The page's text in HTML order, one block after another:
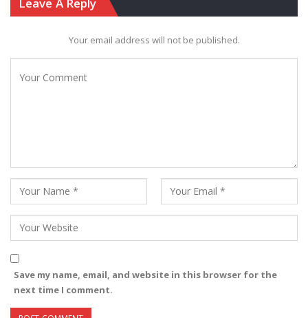
Your email address will not be published.
Save my name, email, and website in this browser for the
next time I comment.